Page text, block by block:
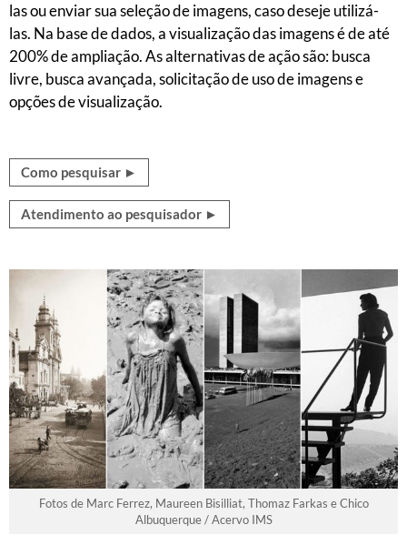
las ou enviar sua seleção de imagens, caso deseje utilizá-
las. Na base de dados, a visualização das imagens é de até
200% de ampliação. As alternativas de ação são: busca
livre, busca avançada, solicitação de uso de imagens e
opções de visualização.
Como pesquisar ►
Atendimento ao pesquisador ►
Fotos de Marc Ferrez, Maureen Bisilliat, Thomaz Farkas e Chico
Albuquerque / Acervo IMS